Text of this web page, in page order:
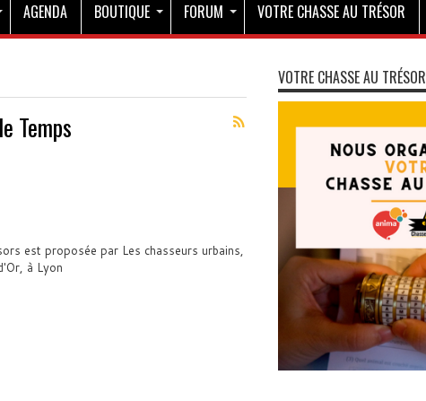
AGENDA BOUTIQUE FORUM VOTRE CHASSE AU TRÉSOR
Temps
est proposée par Les chasseurs urbains,
à Lyon
VOTRE CHASSE AU TRÉSOR